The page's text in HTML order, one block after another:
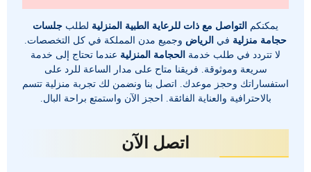
يمكنكم التواصل مع ذات للرعاية الطبية المنزلية لطلب جلسات
حجامة منزلية في الرياض وجميع مدن المملكة في كل التخصصات.
لا تتردد في طلب خدمة الحجامة المنزلية عندما تحتاج إلى خدمة
سريعة وموثوقة. فريقنا متاح على مدار الساعة للرد على
استفساراتك وحجز موعدك. اتصل بنا ونضمن لك تجربة منزلية تتسم
بالاحترافية والعناية الفائقة. احجز الآن واستمتع براحة البال.
اتصل الآن